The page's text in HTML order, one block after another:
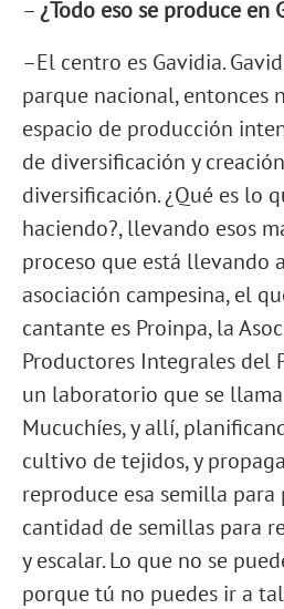
–¿Todo eso se produce en
–El centro es Gavidia.
parque nacional, entonces
espacio de producción
de diversificación y
diversificación. ¿Qué es lo
haciendo?, llevando esos
proceso que está llevando
asociación campesina, el
cantante es Proinpa, la
Productores Integrales del
un laboratorio que se llama
Mucuchíes, y allí,
cultivo de tejidos, y
reproduce esa semilla
cantidad de semillas para
y escalar. Lo que no se
porque tú no puedes ir a